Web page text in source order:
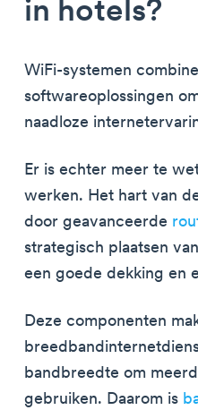
in hotels?
WiFi-systemen
softwareoplossingen
naadloze
Er is echter meer te
werken. Het hart van
door geavanceerde
strategisch plaatsen
een goede dekking en
Deze componenten
bandbreedte om
gebruiken. Daarom is